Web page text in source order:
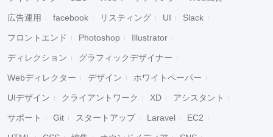
広告運用 facebook リスティング UI Slack
フロントエンド Photoshop Illustrator
ディレクション グラフィックデザイナー
Webディレクター デザイン ホワイトペーパー
UIデザイン クライアントワーク XD アシスタント
サポート Git スタートアップ Laravel EC2